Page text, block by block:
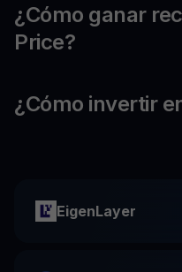
¿Cómo ganar
Price?
¿Cómo invertir
EigenLayer